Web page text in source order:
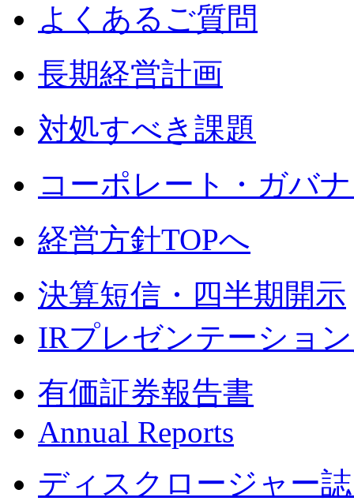
よくあるご質問
長期経営計画
対処すべき課題
コーポレート・ガバ
経営方針TOPへ
決算短信・四半期開示
IRプレゼンテーショ
有価証券報告書
Annual Reports
ディスクロージャー